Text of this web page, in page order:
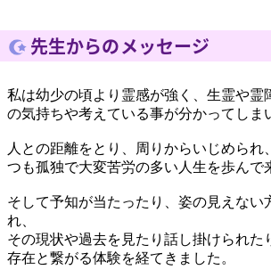
先生からのメッセージ